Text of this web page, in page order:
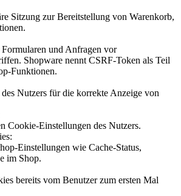
Sitzung zur Bereitstellung von Warenkorb,
und Anfragen vor
Shopware nennt CSRF-Token als Teil
Funktionen.
Nutzers für die korrekte Anzeige von
Cookie-Einstellungen des Nutzers.
Einstellungen wie Cache-Status,
im Shop.
bereits vom Benutzer zum ersten Mal